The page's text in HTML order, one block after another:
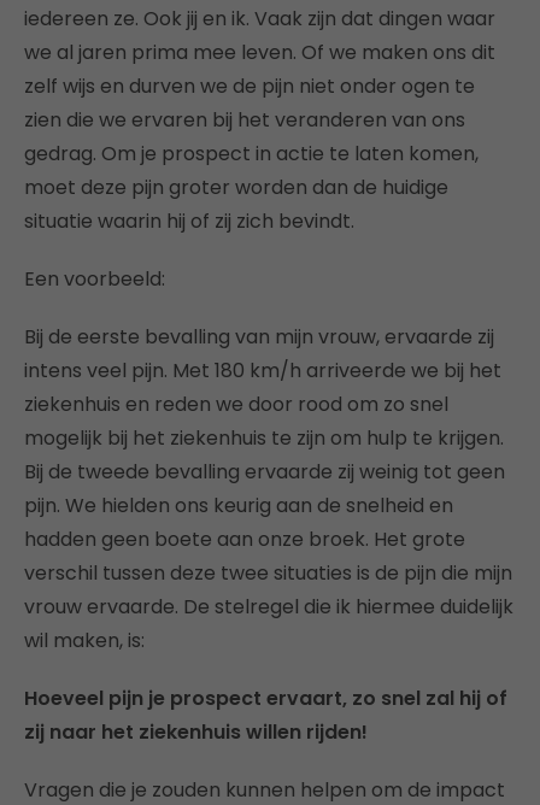
iedereen ze. Ook jij en ik. Vaak zijn dat dingen waar
we al jaren prima mee leven. Of we maken ons dit
zelf wijs en durven we de pijn niet onder ogen te
zien die we ervaren bij het veranderen van ons
gedrag. Om je prospect in actie te laten komen,
moet deze pijn groter worden dan de huidige
situatie waarin hij of zij zich bevindt.
Een voorbeeld:
Bij de eerste bevalling van mijn vrouw, ervaarde zij
intens veel pijn. Met 180 km/h arriveerde we bij het
ziekenhuis en reden we door rood om zo snel
mogelijk bij het ziekenhuis te zijn om hulp te krijgen.
Bij de tweede bevalling ervaarde zij weinig tot geen
pijn. We hielden ons keurig aan de snelheid en
hadden geen boete aan onze broek. Het grote
verschil tussen deze twee situaties is de pijn die mijn
vrouw ervaarde. De stelregel die ik hiermee duidelijk
wil maken, is:
Hoeveel pijn je prospect ervaart, zo snel zal hij of
zij naar het ziekenhuis willen rijden!
Vragen die je zouden kunnen helpen om de impact